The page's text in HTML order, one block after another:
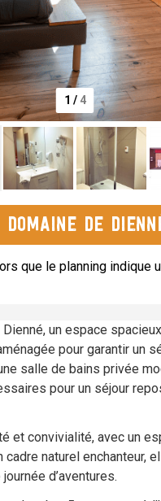
1 / 4
Domaine de
que le planning indique
un espace
pour garantir
salle de bains privée
pour un séjour
et convivialité, avec un
naturel enchanteur,
d’aventures.